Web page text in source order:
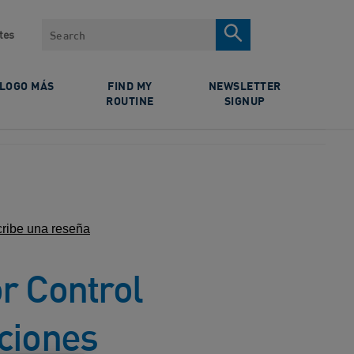
Search
MÁS
FIND MY
ROUTINE
NEWSLETTER
SIGNUP
una reseña
Control